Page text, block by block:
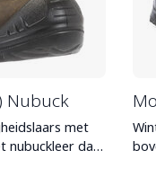
Nubuck
met
nubuckleer dat